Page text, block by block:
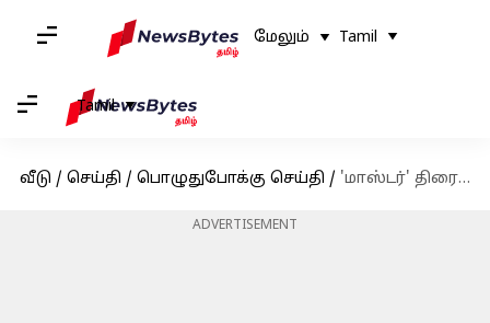
மேலும் Tamil
Tamil
வீடு / செய்தி / பொழுதுபோக்கு செய்தி / 'மாஸ்டர்' திரைப்படம், விஜய் ரசிகர்களுக்காக எடுக்கப்பட்டது: லோகேஷ் கனகராஜ்
ADVERTISEMENT